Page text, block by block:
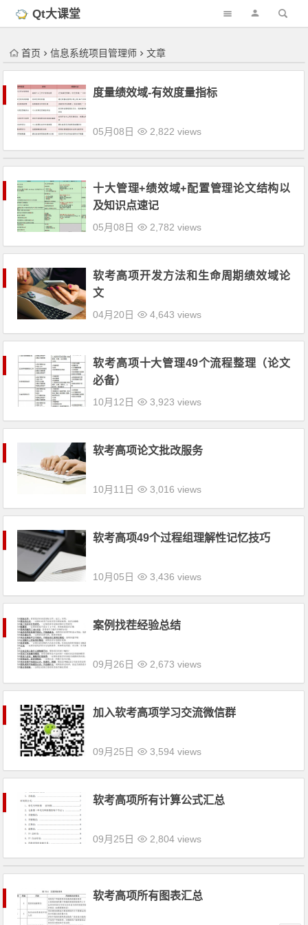
'); })(); Qt大课堂
首页 信息系统项目管理师 文章
度量绩效域-有效度量指标
05月08日 2,822 views
十大管理+绩效域+配置管理论文结构以
及知识点速记
05月08日 2,782 views
软考高项开发方法和生命周期绩效域论
文
04月20日 4,643 views
软考高项十大管理49个流程整理（论文
必备）
10月12日 3,923 views
软考高项论文批改服务
10月11日 3,016 views
软考高项49个过程组理解性记忆技巧
10月05日 3,436 views
案例找茬经验总结
09月26日 2,673 views
加入软考高项学习交流微信群
09月25日 3,594 views
软考高项所有计算公式汇总
09月25日 2,804 views
软考高项所有图表汇总